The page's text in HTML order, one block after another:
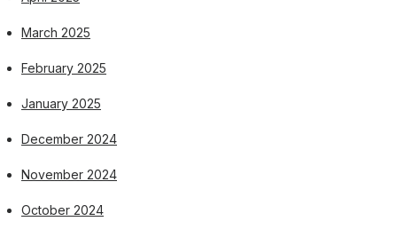
March 2025
February 2025
January 2025
December 2024
November 2024
October 2024